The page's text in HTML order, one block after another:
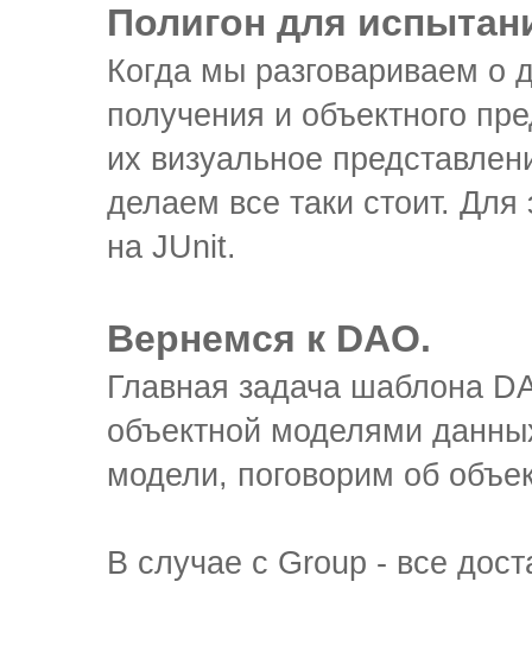
Полигон для
Когда мы разговариваем о
получения и объектного
их визуальное
делаем все таки стоит. Для
на JUnit.
Вернемся к DAO.
Главная задача шаблона
объектной моделями
модели, поговорим об
В случае с Group - все